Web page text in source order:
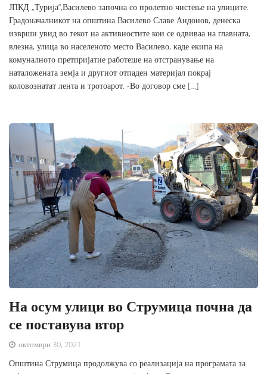
ЈПКД „Турија“,Василево започна со пролетно чистење на улиците.
Градоначалникот на општина Василево Славе Андонов, денеска
изврши увид во текот на активностите кои се одвиваа на главната,
влезна, улица во населеното место Василево, каде екипа на
комуналното претпријатие работеше на отстранување на
наталожената земја и другиот отпаден материјал покрај
коловознатат лента и тротоарот. -Во договор сме […]
На осум улици во Струмица почна да
се поставува втор
октомври 30, 2021
Општина Струмица продолжува со реализација на програмата за